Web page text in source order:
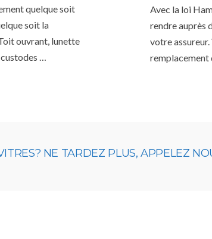
quelque soit
soit la
ouvrant, lunette
…
Avec la loi
rendre auprès
votre
remplacement
NE TARDEZ PLUS, APPELEZ